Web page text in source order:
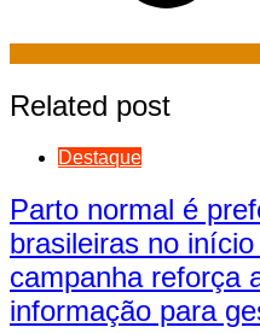
Related post
Destaque
Parto normal é
brasileiras no
campanha reforça
informação para